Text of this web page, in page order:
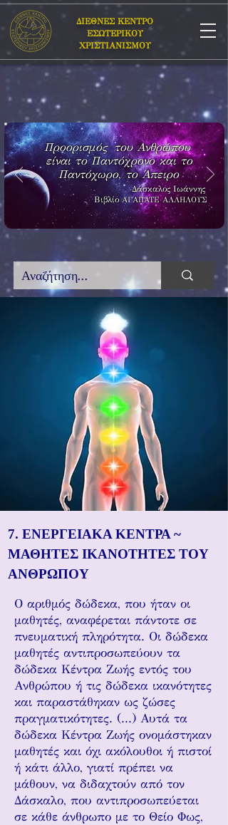
ΔΙΕΘΝΕΣ ΚΕΝΤΡΟ
ΕΣΩΤΕΡΙΚΟΥ
ΧΡΙΣΤΙΑΝΙΣΜΟΥ
Προορισμός του Ανθρώπου
είναι το Παντόχρονο και το
Παντόχωρο, το Άπειρο
Δάσκαλος Ιωάννης
ΒιβλίοΑΓΑΠΑΤΕ ΑΛΛΗΛΟΥΣ
7. ΕΝΕΡΓΕΙΑΚΑ ΚΕΝΤΡΑ ~
ΜΑΘΗΤΕΣ ΙΚΑΝΟΤΗΤΕΣ ΤΟΥ
ΑΝΘΡΩΠΟΥ
Ο αριθμός δώδεκα, που ήταν οι
μαθητές, αναφέρεται πάντοτε σε
πνευματική πληρότητα. Οι δώδεκα
μαθητές αντιπροσωπεύουν τα
δώδεκα Κέντρα Ζωής εντός του
Ανθρώπου ή τις δώδεκα ικανότητες
και παραστάθηκαν ως ζώσες
πραγματικότητες. (...) Αυτά τα
δώδεκα Κέντρα Ζωής ονομάστηκαν
μαθητές και όχι ακόλουθοι ή πιστοί
ή κάτι άλλο, γιατί πρέπει να
μάθουν, να διδαχτούν από τον
Δάσκαλο, που αντιπροσωπεύεται
σε κάθε άνθρωπο με το Θείο Φως,